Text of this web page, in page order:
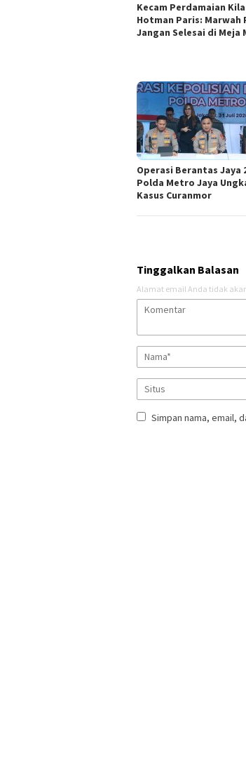
Kecam Perdamaian
Hotman Paris: Marwah
Jangan Selesai di Meja
Operasi Berantas Jaya
Polda Metro Jaya
Kasus Curanmor
Tinggalkan Balasan
Alamat email Anda tidak
Simpan nama, email,